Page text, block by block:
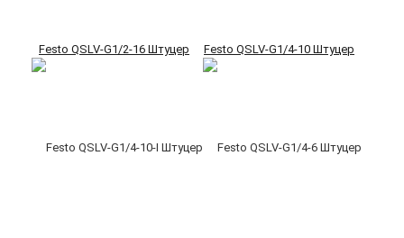
Festo QSLV-G1/2-16 Штуцер Festo QSLV-G1/4-10 Штуцер